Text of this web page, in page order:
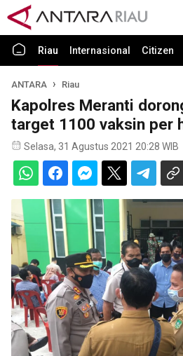
Riau Internasional Citizen
ANTARA Riau
Kapolres Meranti
target 1100 vaksin per
Selasa, 31 Agustus 2021 20:28 WIB